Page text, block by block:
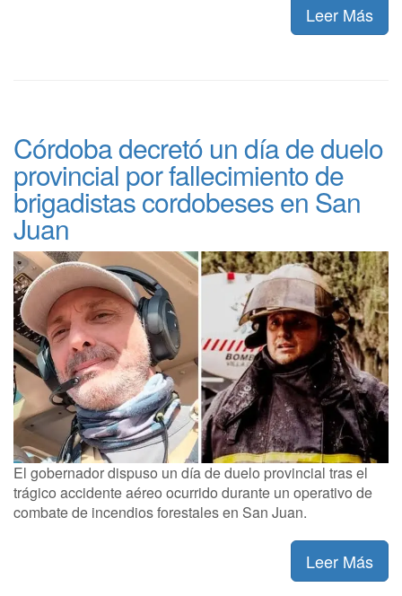
Leer Más
Córdoba decretó un día de duelo
provincial por fallecimiento de
brigadistas cordobeses en San
Juan
El gobernador dispuso un día de duelo provincial tras el
trágico accidente aéreo ocurrido durante un operativo de
combate de incendios forestales en San Juan.
Leer Más